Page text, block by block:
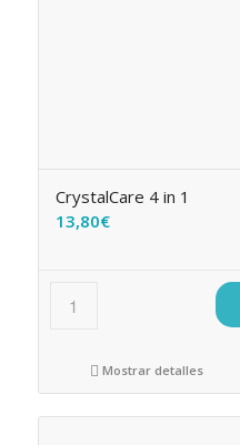
CrystalCare 4 in 1
13,80€
Mostrar detalles